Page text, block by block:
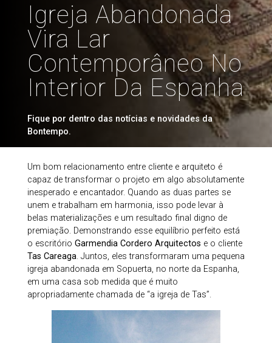
Igreja Abandonada
Vira Lar
Contemporâneo No
Interior Da Espanha
Fique por dentro das notícias e novidades da
Bontempo.
Um bom relacionamento entre cliente e arquiteto é
capaz de transformar o projeto em algo absolutamente
inesperado e encantador. Quando as duas partes se
unem e trabalham em harmonia, isso pode levar à
belas materializações e um resultado final digno de
premiação. Demonstrando esse equilíbrio perfeito está
o escritório Garmendia Cordero Arquitectos e o cliente
Tas Careaga. Juntos, eles transformaram uma pequena
igreja abandonada em Sopuerta, no norte da Espanha,
em uma casa sob medida que é muito
apropriadamente chamada de “a igreja de Tas”.